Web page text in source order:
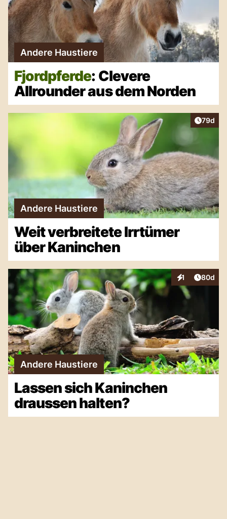
Andere Haustiere
Fjordpferde: Clevere
Allrounder aus dem Norden
Artikel
79d
Andere Haustiere
Weit verbreitete Irrtümer
über Kaninchen
1
Interaktionen
Artikel
80d
Andere Haustiere
Lassen sich Kaninchen
draussen halten?